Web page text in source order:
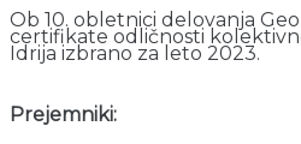
Ob 10. obletnici delovanja
certifikate odličnosti
Idrija izbrano za leto 2023.
Prejemniki: